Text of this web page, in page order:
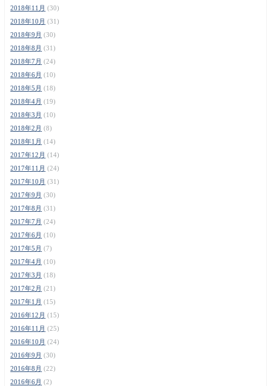
2018年11月 (30)
2018年10月 (31)
2018年9月 (30)
2018年8月 (31)
2018年7月 (24)
2018年6月 (10)
2018年5月 (18)
2018年4月 (19)
2018年3月 (10)
2018年2月 (8)
2018年1月 (14)
2017年12月 (14)
2017年11月 (24)
2017年10月 (31)
2017年9月 (30)
2017年8月 (31)
2017年7月 (24)
2017年6月 (10)
2017年5月 (7)
2017年4月 (10)
2017年3月 (18)
2017年2月 (21)
2017年1月 (15)
2016年12月 (15)
2016年11月 (25)
2016年10月 (24)
2016年9月 (30)
2016年8月 (22)
2016年6月 (2)